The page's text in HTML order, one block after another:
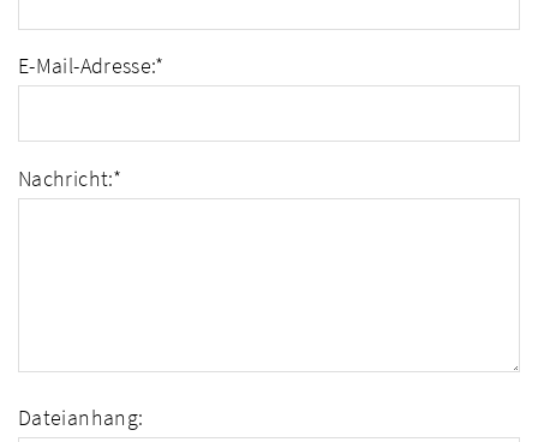
E-Mail-Adresse:*
Nachricht:*
Dateianhang: